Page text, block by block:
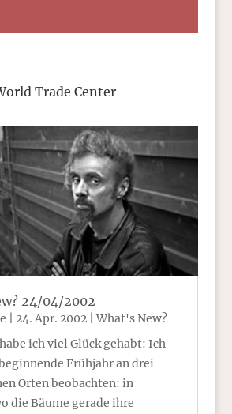
Trade Center
24/04/2002
24. Apr. 2002|What's New?
ich viel Glück gehabt: Ich
Frühjahr an drei
Orten beobachten: in
die Bäume gerade ihre